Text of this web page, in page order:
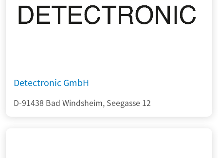
Detectronic GmbH
D-91438 Bad Windsheim, Seegasse 12